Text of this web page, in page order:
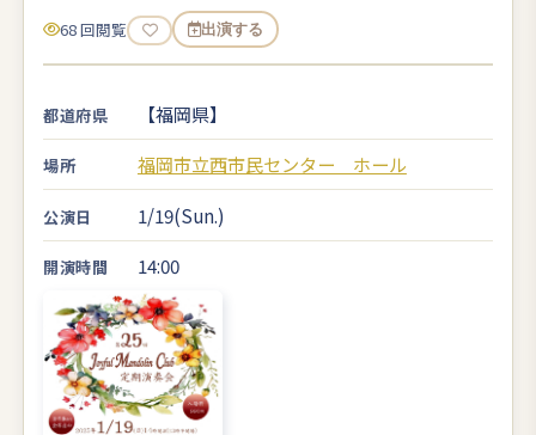
68 回閲覧 出演する
都道府県 【福岡県】
場所 福岡市立西市民センター ホール
公演日 1/19(Sun.)
開演時間 14:00